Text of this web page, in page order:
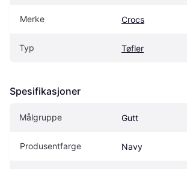
Merke Crocs
Typ Tøfler
Spesifikasjoner
Målgruppe Gutt
Produsentfarge Navy